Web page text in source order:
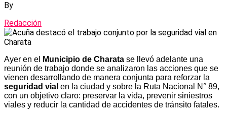
By
Redacción
Ayer en el Municipio de Charata se llevó adelante una
reunión de trabajo donde se analizaron las acciones que se
vienen desarrollando de manera conjunta para reforzar la
seguridad vial en la ciudad y sobre la Ruta Nacional N° 89,
con un objetivo claro: preservar la vida, prevenir siniestros
viales y reducir la cantidad de accidentes de tránsito fatales.